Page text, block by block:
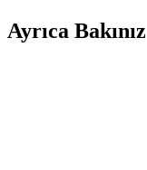
Ayrıca Bakınız